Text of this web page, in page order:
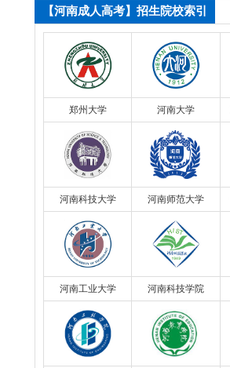
【河南成人高考】招生院校索引
郑州大学 河南大学
河南科技大学 河南师范大学
河南工业大学 河南科技学院